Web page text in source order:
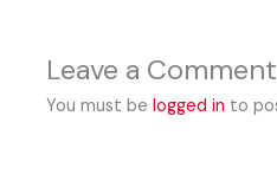
Leave a Comment
You must belogged in to